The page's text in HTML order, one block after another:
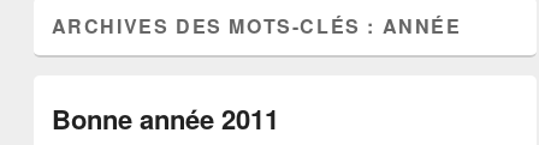
ARCHIVES DES MOTS-CLÉS : ANNÉE
Bonne année 2011